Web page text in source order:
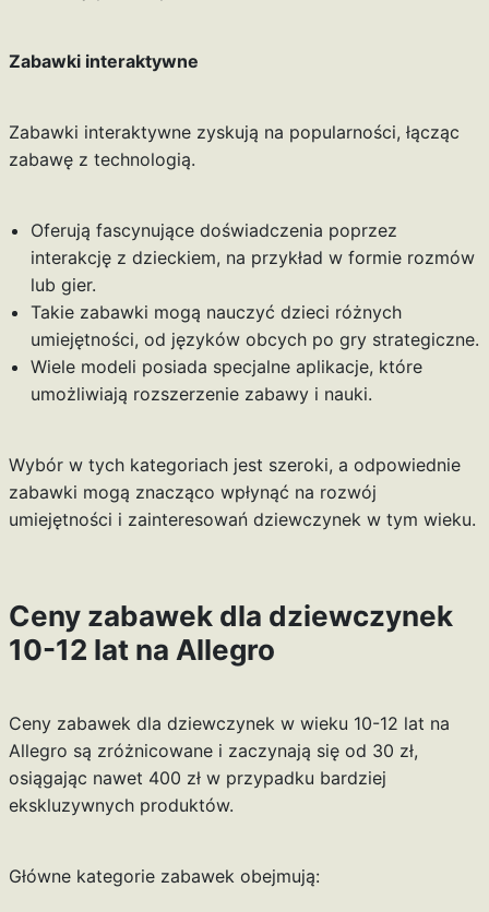
Zabawki interaktywne
Zabawki interaktywne zyskują na popularności, łącząc
zabawę z technologią.
Oferują fascynujące doświadczenia poprzez
interakcję z dzieckiem, na przykład w formie rozmów
lub gier.
Takie zabawki mogą nauczyć dzieci różnych
umiejętności, od języków obcych po gry strategiczne.
Wiele modeli posiada specjalne aplikacje, które
umożliwiają rozszerzenie zabawy i nauki.
Wybór w tych kategoriach jest szeroki, a odpowiednie
zabawki mogą znacząco wpłynąć na rozwój
umiejętności i zainteresowań dziewczynek w tym wieku.
Ceny zabawek dla dziewczynek
10-12 lat na Allegro
Ceny zabawek dla dziewczynek w wieku 10-12 lat na
Allegro są zróżnicowane i zaczynają się od 30 zł,
osiągając nawet 400 zł w przypadku bardziej
ekskluzywnych produktów.
Główne kategorie zabawek obejmują: